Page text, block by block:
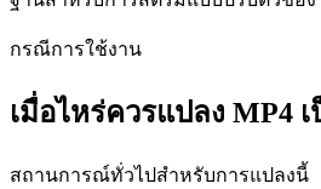
กรณีการใช้งาน
เมื่อไหร่ควรแปลง MP4 เ
สถานการณ์ทั่วไปสำหรับการแปลงนี้